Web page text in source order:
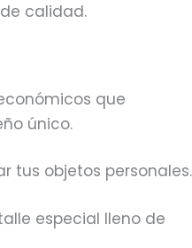
calidad.
que
único.
tus objetos personales.
especial lleno de